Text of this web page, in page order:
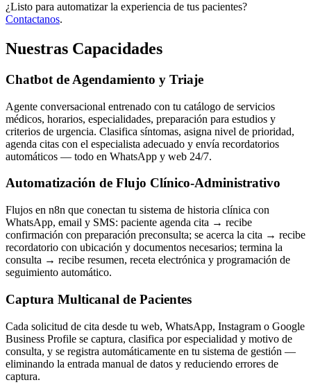
¿Listo para automatizar la experiencia de tus pacientes?
Contactanos.
Nuestras Capacidades
Chatbot de Agendamiento y Triaje
Agente conversacional entrenado con tu catálogo de servicios
médicos, horarios, especialidades, preparación para estudios y
criterios de urgencia. Clasifica síntomas, asigna nivel de prioridad,
agenda citas con el especialista adecuado y envía recordatorios
automáticos — todo en WhatsApp y web 24/7.
Automatización de Flujo Clínico-Administrativo
Flujos en n8n que conectan tu sistema de historia clínica con
WhatsApp, email y SMS: paciente agenda cita → recibe
confirmación con preparación preconsulta; se acerca la cita → recibe
recordatorio con ubicación y documentos necesarios; termina la
consulta → recibe resumen, receta electrónica y programación de
seguimiento automático.
Captura Multicanal de Pacientes
Cada solicitud de cita desde tu web, WhatsApp, Instagram o Google
Business Profile se captura, clasifica por especialidad y motivo de
consulta, y se registra automáticamente en tu sistema de gestión —
eliminando la entrada manual de datos y reduciendo errores de
captura.